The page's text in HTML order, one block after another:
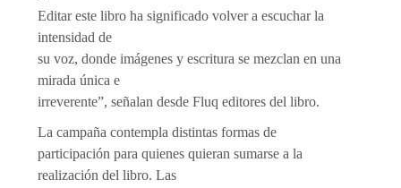
Editar este libro ha significado volver a escuchar la
intensidad de
su voz, donde imágenes y escritura se mezclan en una
mirada única e
irreverente”, señalan desde Fluq editores del libro.
La campaña contempla distintas formas de
participación para quienes quieran sumarse a la
realización del libro. Las